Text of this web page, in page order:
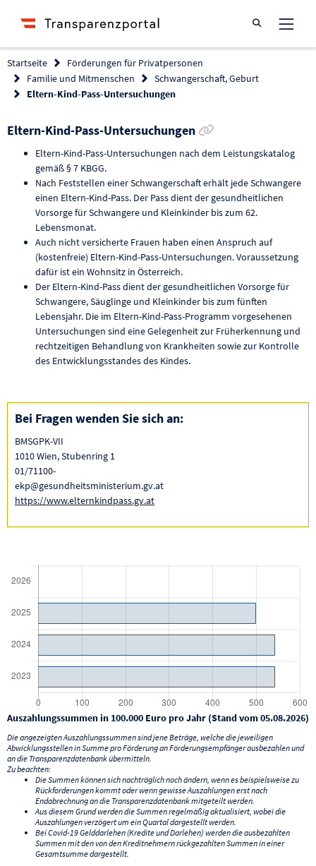
Suche öffnen
Startseite
Förderungen für Privatpersonen
Familie und Mitmenschen
Schwangerschaft, Geburt
Eltern-Kind-Pass-Untersuchungen
Eltern-Kind-Pass-Untersuchungen
Eltern-Kind-Pass-Untersuchungen nach dem Leistungskatalog
gemäß § 7 KBGG.
Nach Feststellen einer Schwangerschaft erhält jede Schwangere
einen Eltern-Kind-Pass. Der Pass dient der gesundheitlichen
Vorsorge für Schwangere und Kleinkinder bis zum 62.
Lebensmonat.
Auch nicht versicherte Frauen haben einen Anspruch auf
(kostenfreie) Eltern-Kind-Pass-Untersuchungen. Voraussetzung
dafür ist ein Wohnsitz in Österreich.
Der Eltern-Kind-Pass dient der gesundheitlichen Vorsorge für
Schwangere, Säuglinge und Kleinkinder bis zum fünften
Lebensjahr. Die im Eltern-Kind-Pass-Programm vorgesehenen
Untersuchungen sind eine Gelegenheit zur Früherkennung und
rechtzeitigen Behandlung von Krankheiten sowie zur Kontrolle
des Entwicklungsstandes des Kindes.
Bei Fragen wenden Sie sich an:
BMSGPK-VII
1010 Wien, Stubenring 1
01/71100-
ekp@gesundheitsministerium.gv.at
https://www.elternkindpass.gv.at
Auszahlungssummen in 100.000 Euro pro Jahr (Stand vom 05.08.2026)
Die angezeigten Auszahlungssummen sind jene Beträge, welche die jeweiligen
Abwicklungsstellen in Summe pro Förderung an Förderungsempfänger ausbezahlen und
an die Transparenzdatenbank übermitteln.
Zu beachten:
Die Summen können sich nachträglich noch ändern, wenn es beispielsweise zu
Rückforderungen kommt oder wenn gewisse Auszahlungen erst nach
Endabrechnung an die Transparenzdatenbank mitgeteilt werden.
Aus diesem Grund werden die Summen regelmäßig aktualisiert, wobei die
Auszahlungen verzögert um ein Quartal dargestellt werden.
Bei Covid-19 Gelddarlehen (Kredite und Darlehen) werden die ausbezahlten
Summen mit den von den Kreditnehmern rückgezahlten Summen in einer
Gesamtsumme dargestellt.